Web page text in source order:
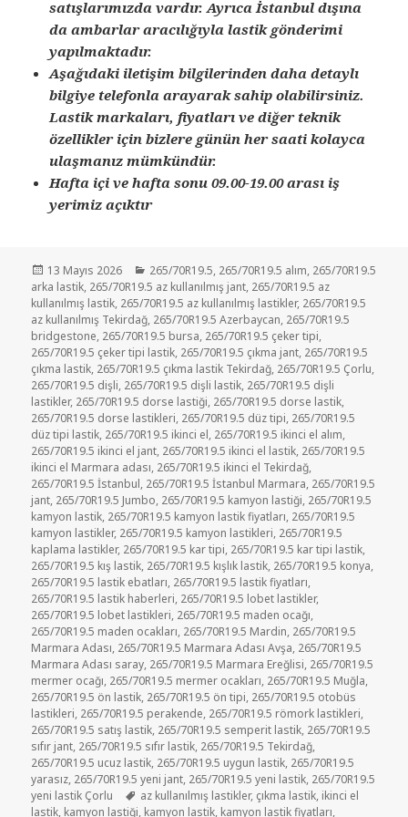
satışlarımızda vardır. Ayrıca İstanbul dışına
da ambarlar aracılığıyla lastik gönderimi
yapılmaktadır.
Aşağıdaki iletişim bilgilerinden daha detaylı
bilgiye telefonla arayarak sahip olabilirsiniz.
Lastik markaları, fiyatları ve diğer teknik
özellikler için bizlere günün her saati kolayca
ulaşmanız mümkündür.
Hafta içi ve hafta sonu 09.00-19.00 arası iş
yerimiz açıktır
Yayın
tarihi
13 Mayıs 2026 Kategoriler
265/70R19.5, 265/70R19.5 alım, 265/70R19.5
arka lastik, 265/70R19.5 az kullanılmış jant, 265/70R19.5 az
kullanılmış lastik, 265/70R19.5 az kullanılmış lastikler, 265/70R19.5
az kullanılmış Tekirdağ, 265/70R19.5 Azerbaycan, 265/70R19.5
bridgestone, 265/70R19.5 bursa, 265/70R19.5 çeker tipi,
265/70R19.5 çeker tipi lastik, 265/70R19.5 çıkma jant, 265/70R19.5
çıkma lastik, 265/70R19.5 çıkma lastik Tekirdağ, 265/70R19.5 Çorlu,
265/70R19.5 dişli, 265/70R19.5 dişli lastik, 265/70R19.5 dişli
lastikler, 265/70R19.5 dorse lastiği, 265/70R19.5 dorse lastik,
265/70R19.5 dorse lastikleri, 265/70R19.5 düz tipi, 265/70R19.5
düz tipi lastik, 265/70R19.5 ikinci el, 265/70R19.5 ikinci el alım,
265/70R19.5 ikinci el jant, 265/70R19.5 ikinci el lastik, 265/70R19.5
ikinci el Marmara adası, 265/70R19.5 ikinci el Tekirdağ,
265/70R19.5 İstanbul, 265/70R19.5 İstanbul Marmara, 265/70R19.5
jant, 265/70R19.5 Jumbo, 265/70R19.5 kamyon lastiği, 265/70R19.5
kamyon lastik, 265/70R19.5 kamyon lastik fiyatları, 265/70R19.5
kamyon lastikler, 265/70R19.5 kamyon lastikleri, 265/70R19.5
kaplama lastikler, 265/70R19.5 kar tipi, 265/70R19.5 kar tipi lastik,
265/70R19.5 kış lastik, 265/70R19.5 kışlık lastik, 265/70R19.5 konya,
265/70R19.5 lastik ebatları, 265/70R19.5 lastik fiyatları,
265/70R19.5 lastik haberleri, 265/70R19.5 lobet lastikler,
265/70R19.5 lobet lastikleri, 265/70R19.5 maden ocağı,
265/70R19.5 maden ocakları, 265/70R19.5 Mardin, 265/70R19.5
Marmara Adası, 265/70R19.5 Marmara Adası Avşa, 265/70R19.5
Marmara Adası saray, 265/70R19.5 Marmara Ereğlisi, 265/70R19.5
mermer ocağı, 265/70R19.5 mermer ocakları, 265/70R19.5 Muğla,
265/70R19.5 ön lastik, 265/70R19.5 ön tipi, 265/70R19.5 otobüs
lastikleri, 265/70R19.5 perakende, 265/70R19.5 römork lastikleri,
265/70R19.5 satış lastik, 265/70R19.5 semperit lastik, 265/70R19.5
sıfır jant, 265/70R19.5 sıfır lastik, 265/70R19.5 Tekirdağ,
265/70R19.5 ucuz lastik, 265/70R19.5 uygun lastik, 265/70R19.5
yarasız, 265/70R19.5 yeni jant, 265/70R19.5 yeni lastik, 265/70R19.5
yeni lastik Çorlu
Etiketler
az kullanılmış lastikler, çıkma lastik, ikinci el
lastik, kamyon lastiği, kamyon lastik, kamyon lastik fiyatları,